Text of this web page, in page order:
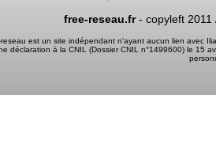
free-reseau.fr- copyleft 2011
est un site indépendant n'ayant aucun lien avec
déclaration à la CNIL (Dossier CNIL n°1499600) le 15